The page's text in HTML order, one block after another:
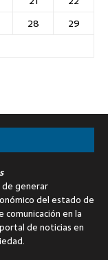
28
29
generar
del estado de
en la
de noticias en